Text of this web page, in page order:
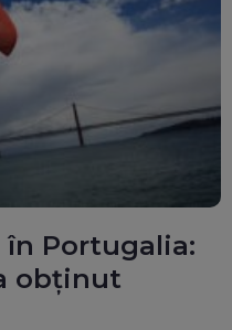
Portugalia:
obținut